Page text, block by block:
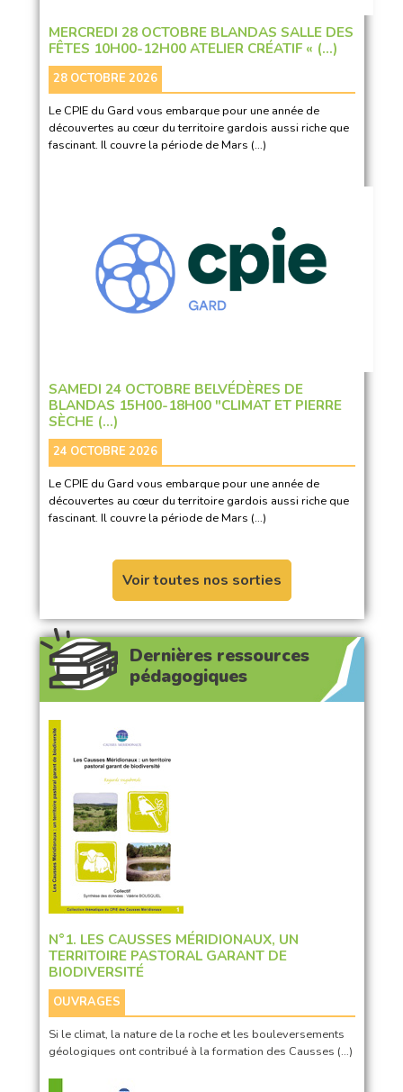
MERCREDI 28 OCTOBRE BLANDAS SALLE DES
FÊTES 10H00-12H00 ATELIER CRÉATIF « (…)
28 OCTOBRE 2026
Le CPIE du Gard vous embarque pour une année de
découvertes au cœur du territoire gardois aussi riche que
fascinant. Il couvre la période de Mars (…)
SAMEDI 24 OCTOBRE BELVÉDÈRES DE
BLANDAS 15H00-18H00 "CLIMAT ET PIERRE
SÈCHE (…)
24 OCTOBRE 2026
Le CPIE du Gard vous embarque pour une année de
découvertes au cœur du territoire gardois aussi riche que
fascinant. Il couvre la période de Mars (…)
Voir toutes nos sorties
Dernières ressources
pédagogiques
N°1. LES CAUSSES MÉRIDIONAUX, UN
TERRITOIRE PASTORAL GARANT DE
BIODIVERSITÉ
OUVRAGES
Si le climat, la nature de la roche et les bouleversements
géologiques ont contribué à la formation des Causses (…)